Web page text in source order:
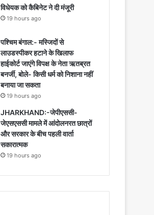
विधेयक को कैबिनेट ने दी मंजूरी
19 hours ago
पश्चिम बंगाल:- मस्जिदों से
लाउडस्पीकर हटाने के खिलाफ
हाईकोर्ट जाएंगे विपक्ष के नेता ऋतब्रत
बनर्जी, बोले- किसी धर्म को निशाना नहीं
बनाया जा सकता
19 hours ago
JHARKHAND:-जेपीएससी-
जेएसएससी मामले में आंदोलनरत छात्रों
और सरकार के बीच पहली वार्ता
सकारात्मक
19 hours ago